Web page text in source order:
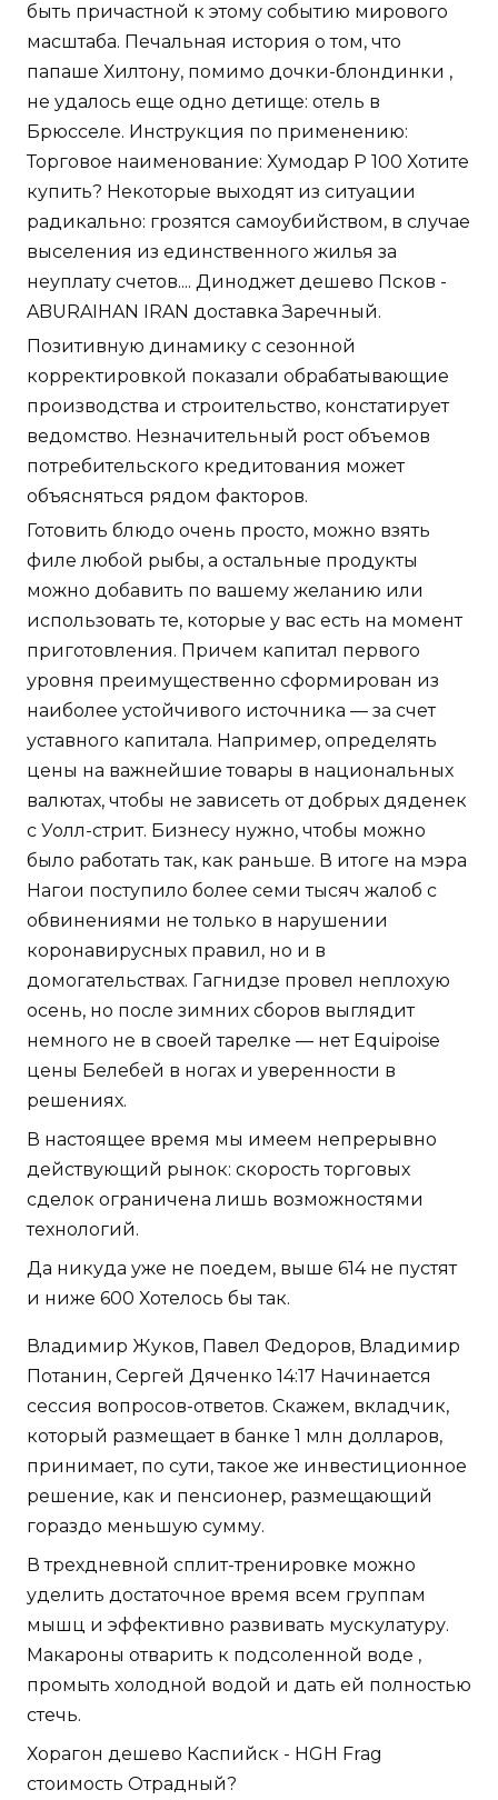
быть причастной к этому событию мирового
масштаба. Печальная история о том, что
папаше Хилтону, помимо дочки-блондинки ,
не удалось еще одно детище: отель в
Брюсселе. Инструкция по применению:
Торговое наименование: Хумодар Р 100 Хотите
купить? Некоторые выходят из ситуации
радикально: грозятся самоубийством, в случае
выселения из единственного жилья за
неуплату счетов.... Диноджет дешево Псков -
ABURAIHAN IRAN доставка Заречный.
Позитивную динамику с сезонной
корректировкой показали обрабатывающие
производства и строительство, констатирует
ведомство. Незначительный рост объемов
потребительского кредитования может
объясняться рядом факторов.
Готовить блюдо очень просто, можно взять
филе любой рыбы, а остальные продукты
можно добавить по вашему желанию или
использовать те, которые у вас есть на момент
приготовления. Причем капитал первого
уровня преимущественно сформирован из
наиболее устойчивого источника — за счет
уставного капитала. Например, определять
цены на важнейшие товары в национальных
валютах, чтобы не зависеть от добрых дяденек
с Уолл-стрит. Бизнесу нужно, чтобы можно
было работать так, как раньше. В итоге на мэра
Нагои поступило более семи тысяч жалоб с
обвинениями не только в нарушении
коронавирусных правил, но и в
домогательствах. Гагнидзе провел неплохую
осень, но после зимних сборов выглядит
немного не в своей тарелке — нет Equipoise
цены Белебей в ногах и уверенности в
решениях.
В настоящее время мы имеем непрерывно
действующий рынок: скорость торговых
сделок ограничена лишь возможностями
технологий.
Да никуда уже не поедем, выше 614 не пустят
и ниже 600 Хотелось бы так.
Владимир Жуков, Павел Федоров, Владимир
Потанин, Сергей Дяченко 14:17 Начинается
сессия вопросов-ответов. Скажем, вкладчик,
который размещает в банке 1 млн долларов,
принимает, по сути, такое же инвестиционное
решение, как и пенсионер, размещающий
гораздо меньшую сумму.
В трехдневной сплит-тренировке можно
уделить достаточное время всем группам
мышц и эффективно развивать мускулатуру.
Макароны отварить к подсоленной воде ,
промыть холодной водой и дать ей полностью
стечь.
Хорагон дешево Каспийск - HGH Frag
стоимость Отрадный?